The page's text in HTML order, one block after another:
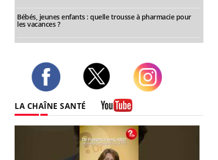
Bébés, jeunes enfants : quelle trousse à pharmacie pour
les vacances ?
LA CHAÎNE SANTÉ